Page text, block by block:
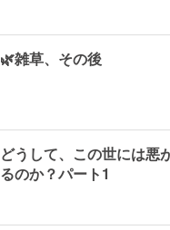
🌿雑草、その後
どうして、この世には悪
るのか？パート1